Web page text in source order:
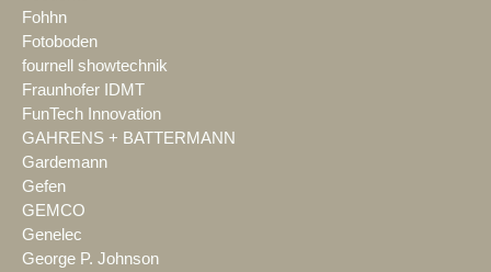
Fohhn
Fotoboden
fournell showtechnik
Fraunhofer IDMT
FunTech Innovation
GAHRENS + BATTERMANN
Gardemann
Gefen
GEMCO
Genelec
George P. Johnson